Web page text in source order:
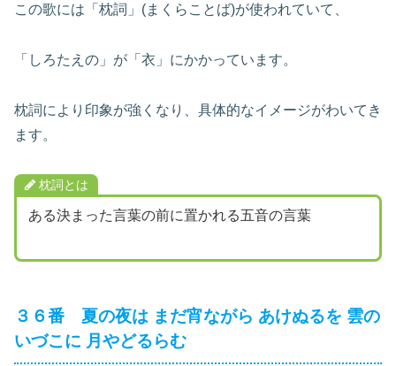
この歌には「枕詞」(まくらことば)が使われていて、
「しろたえの」が「衣」にかかっています。
枕詞により印象が強くなり、具体的なイメージがわいてき
ます。
枕詞とは
ある決まった言葉の前に置かれる五音の言葉
３６番 夏の夜は まだ宵ながら あけぬるを 雲の
いづこに 月やどるらむ